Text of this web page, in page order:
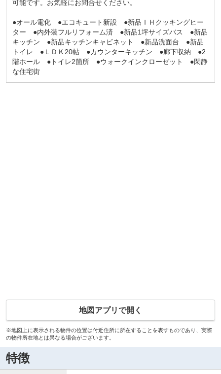
可能です。お気軽にお問合せください。
●オール電化 ●エコキュート新設 ●新品ＩＨクッキングヒー
ター ●内外装フルリフォーム済 ●新品1坪サイズバス ●新品
キッチン ●新品キッチンキャビネット ●新品洗面台 ●新品
トイレ ●ＬＤＫ20帖 ●カウンターキッチン ●廊下収納 ●2
階ホール ●トイレ2箇所 ●ウォークインクローゼット ●閑静
な住宅街
地図アプリで開く
※地図上に表示される物件の位置は付近住所に所在することを表すものであり、実際
の物件所在地とは異なる場合がございます。
特徴